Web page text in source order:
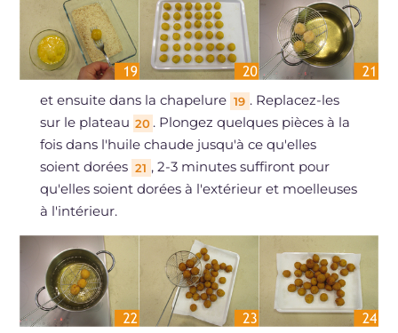
et ensuite dans la chapelure 19 . Replacez-les
sur le plateau 20 . Plongez quelques pièces à la
fois dans l'huile chaude jusqu'à ce qu'elles
soient dorées 21 , 2-3 minutes suffiront pour
qu'elles soient dorées à l'extérieur et moelleuses
à l'intérieur.